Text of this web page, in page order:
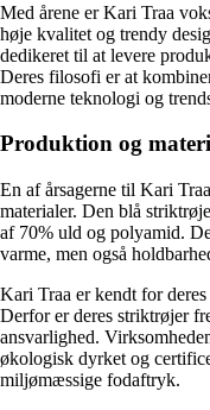
Med årene er Kari Traa
høje kvalitet og trendy
dedikeret til at levere
Deres filosofi er at
moderne teknologi og
Produktion og
En af årsagerne til Kari
materialer. Den blå
af 70% uld og polyamid.
varme, men også
Kari Traa er kendt for
Derfor er deres striktrøjer
ansvarlighed.
økologisk dyrket og
miljømæssige fodaftryk.